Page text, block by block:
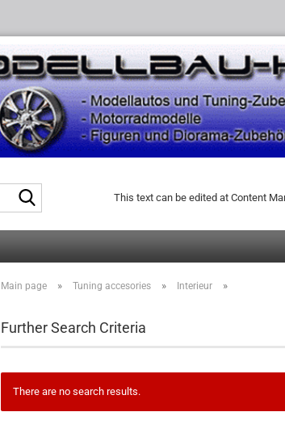
This text can be edited at Content
Main page » Tuning accesories » Interieur »
Further Search Criteria
There are no search results.